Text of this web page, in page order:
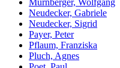
Neudecker, Gabriele
Neudecker, Sigrid
Payer, Peter
Pflaum, Franziska
Pluch, Agnes